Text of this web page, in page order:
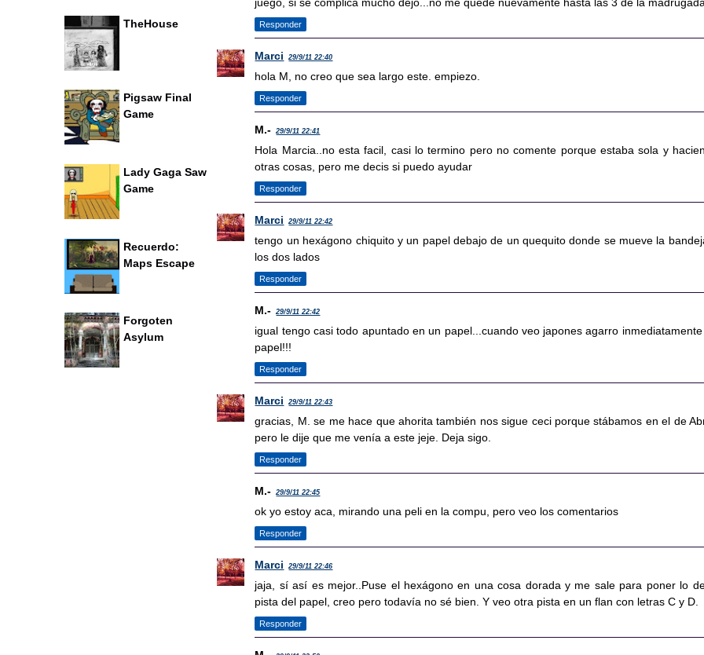
Responder
Marci 29/9/11 22:40
hola M, no creo que sea largo este. empiezo.
Responder
M.- 29/9/11 22:41
Hola Marcia..no esta facil, casi lo termino pero no comente porque estaba sola y
otras cosas, pero me decis si puedo ayudar
Responder
Marci 29/9/11 22:42
tengo un hexágono chiquito y un papel debajo de un quequito donde se mueve la
los dos lados
Responder
M.- 29/9/11 22:42
igual tengo casi todo apuntado en un papel...cuando veo japones agarro inmediatamente
papel!!!
Responder
Marci 29/9/11 22:43
gracias, M. se me hace que ahorita también nos sigue ceci porque stábamos en el de
pero le dije que me venía a este jeje. Deja sigo.
Responder
M.- 29/9/11 22:45
ok yo estoy aca, mirando una peli en la compu, pero veo los comentarios
Responder
Marci 29/9/11 22:46
jaja, sí así es mejor..Puse el hexágono en una cosa dorada y me sale para poner lo
pista del papel, creo pero todavía no sé bien. Y veo otra pista en un flan con letras C y D.
Responder
TheHouse
Pigsaw Final
Game
Lady Gaga Saw
Game
Recuerdo:
Maps Escape
Forgoten
Asylum